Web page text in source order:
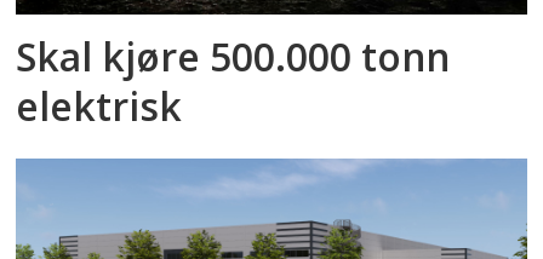
Skal kjøre 500.000 tonn
elektrisk